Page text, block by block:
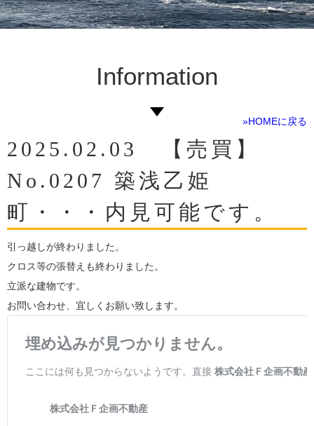
Information
»HOMEに戻る
2025.02.03 【売買】
No.0207 築浅乙姫
町・・・内見可能です。
引っ越しが終わりました。
クロス等の張替えも終わりました。
立派な建物です。
お問い合わせ、宜しくお願い致します。